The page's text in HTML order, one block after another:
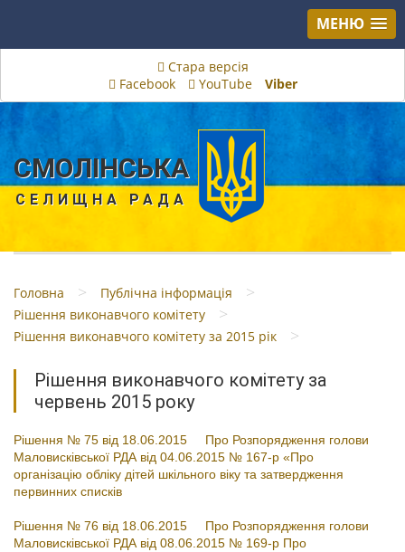
МЕНЮ
Стара версія
Facebook
YouTube Viber
СМОЛІНСЬКА
СЕЛИЩНА РАДА
Головна > Публічна інформація >
Рішення виконавчого комітету >
Рішення виконавчого комітету за 2015 рік >
Рішення виконавчого комітету за
червень 2015 року
Рішення № 75 від 18.06.2015 Про Розпорядження голови
Маловисківської РДА від 04.06.2015 № 167-р «Про
організацію обліку дітей шкільного віку та затвердження
первинних списків
Рішення № 76 від 18.06.2015 Про Розпорядження голови
Маловисківської РДА від 08.06.2015 № 169-р Про